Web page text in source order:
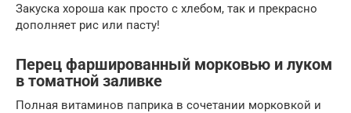
Закуска хороша как просто с хлебом, так и прекрасно
дополняет рис или пасту!
Перец фаршированный морковью и луком
в томатной заливке
Полная витаминов паприка в сочетании морковкой и